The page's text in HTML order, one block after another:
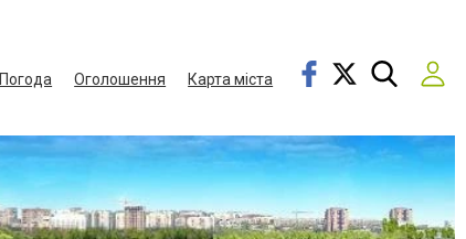
Погода Оголошення
Карта міста